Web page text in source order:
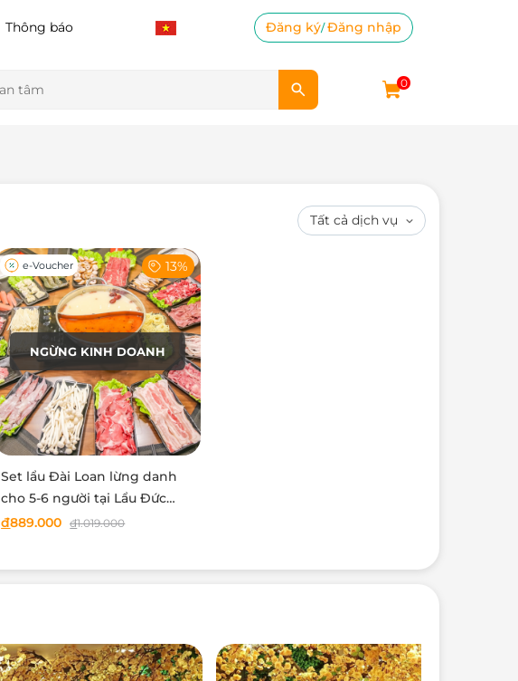
Thông báo Đăng ký/Đăng nhập
0
NGỪNG KINH DOANH
e-Voucher 13%
Set lẩu Đài Loan lừng danh
cho 5-6 người tại Lẩu Đức
Trọc
đ889.000 đ1.019.000